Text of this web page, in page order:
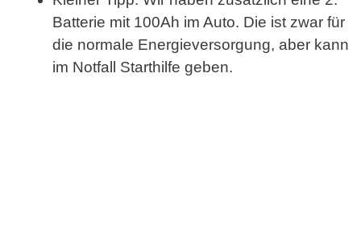
Batterie mit 100Ah im Auto. Die ist zwar für
die normale Energieversorgung, aber kann
im Notfall Starthilfe geben.